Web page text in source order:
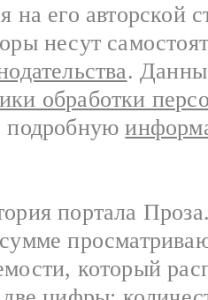
на его авторской
несут
.
обработки
подробную
портала
который